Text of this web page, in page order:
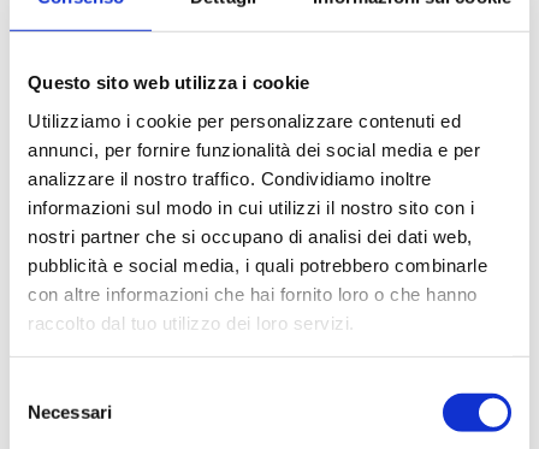
Questo sito web utilizza i cookie
Utilizziamo i cookie per personalizzare contenuti ed
annunci, per fornire funzionalità dei social media e per
analizzare il nostro traffico. Condividiamo inoltre
informazioni sul modo in cui utilizzi il nostro sito con i
nostri partner che si occupano di analisi dei dati web,
pubblicità e social media, i quali potrebbero combinarle
con altre informazioni che hai fornito loro o che hanno
raccolto dal tuo utilizzo dei loro servizi.
delNecessari
Fino a 500 Ton/h
PESO ton
27,6
Specifiche tecniche
Dim. vaglio: 3,6×1,37 m
Scheda prodotto